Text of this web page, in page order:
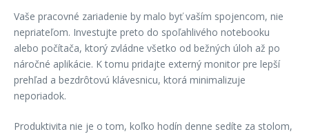
Vaše pracovné zariadenie by malo byť vaším spojencom, nie
nepriateľom. Investujte preto do spoľahlivého notebooku
alebo počítača, ktorý zvládne všetko od bežných úloh až po
náročné aplikácie. K tomu pridajte externý monitor pre lepší
prehľad a bezdrôtovú klávesnicu, ktorá minimalizuje
neporiadok.
Produktivita nie je o tom, koľko hodín denne sedíte za stolom,